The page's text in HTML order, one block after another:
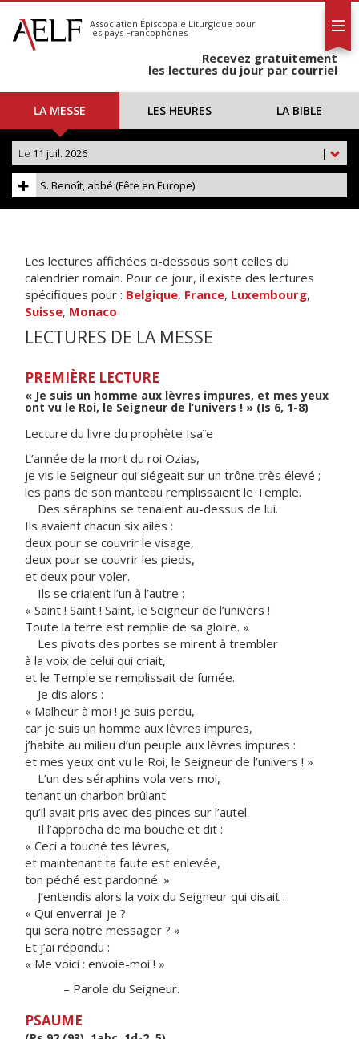
S'abonner
Calendrier
Association Épiscopale Liturgique pour
les pays Francophones
Recevez gratuitement
les lectures du jour par courriel
LA MESSE LES HEURES LA BIBLE
|
Le 11 juil. 2026
S. Benoît, abbé (Fête en Europe)
Les lectures affichées ci-dessous sont celles du
calendrier romain. Pour ce jour, il existe des lectures
spécifiques pour : Belgique, France, Luxembourg,
Suisse, Monaco
LECTURES DE LA MESSE
PREMIÈRE LECTURE
« Je suis un homme aux lèvres impures, et mes yeux
ont vu le Roi, le Seigneur de l’univers ! » (Is 6, 1-8)
Lecture du livre du prophète Isaïe
L’année de la mort du roi Ozias,
je vis le Seigneur qui siégeait sur un trône très élevé ;
les pans de son manteau remplissaient le Temple.
Des séraphins se tenaient au-dessus de lui.
Ils avaient chacun six ailes :
deux pour se couvrir le visage,
deux pour se couvrir les pieds,
et deux pour voler.
Ils se criaient l’un à l’autre :
« Saint ! Saint ! Saint, le Seigneur de l’univers !
Toute la terre est remplie de sa gloire. »
Les pivots des portes se mirent à trembler
à la voix de celui qui criait,
et le Temple se remplissait de fumée.
Je dis alors :
« Malheur à moi ! je suis perdu,
car je suis un homme aux lèvres impures,
j’habite au milieu d’un peuple aux lèvres impures :
et mes yeux ont vu le Roi, le Seigneur de l’univers ! »
L’un des séraphins vola vers moi,
tenant un charbon brûlant
qu’il avait pris avec des pinces sur l’autel.
Il l’approcha de ma bouche et dit :
« Ceci a touché tes lèvres,
et maintenant ta faute est enlevée,
ton péché est pardonné. »
J’entendis alors la voix du Seigneur qui disait :
« Qui enverrai-je ?
qui sera notre messager ? »
Et j’ai répondu :
« Me voici : envoie-moi ! »
– Parole du Seigneur.
PSAUME